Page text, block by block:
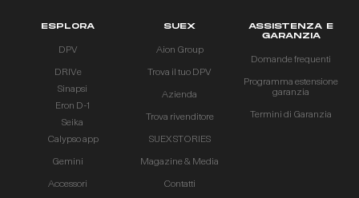
ESPLORA
DPV
DRIVe
Sinapsi
Eron D-1
Seika
Calypso app
Gemini
Accessori
SUEX
Aion Group
Trova il tuo DPV
Azienda
Trova rivenditore
SUEX STORIES
Magazine & Media
Contatti
ASSISTENZA E
GARANZIA
Domande frequenti
Programma estensione
garanzia
Termini di Garanzia